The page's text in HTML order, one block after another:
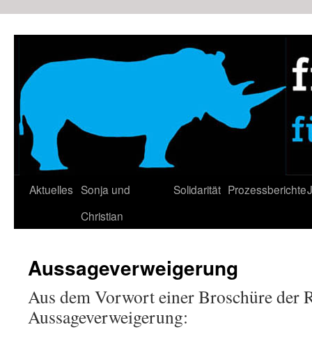
Aktuelles Sonja und
Christian
Solidarität Prozessberichte
Aussageverweigerung
Aus dem Vorwort einer Broschüre der
Aussageverweigerung: